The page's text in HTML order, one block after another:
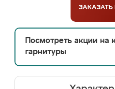
ЗАКАЗАТЬ
Посмотреть акции на
гарнитуры